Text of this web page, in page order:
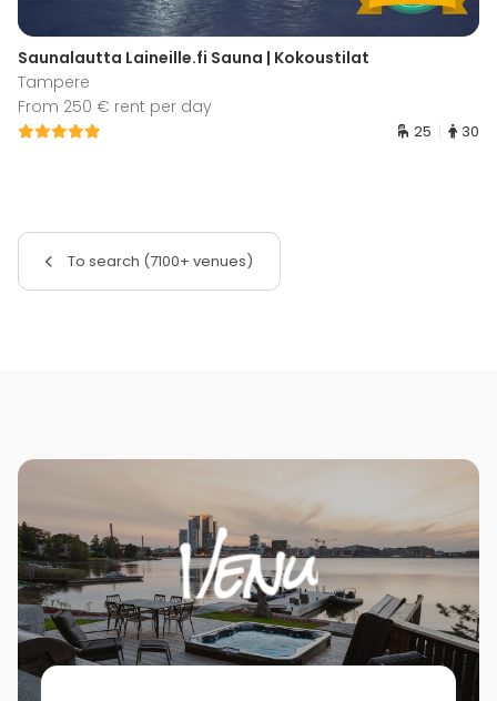
Saunalautta Laineille.fi Sauna | Kokoustilat
Tampere
From 250 € rent per day
25 30
To search (7100+ venues)